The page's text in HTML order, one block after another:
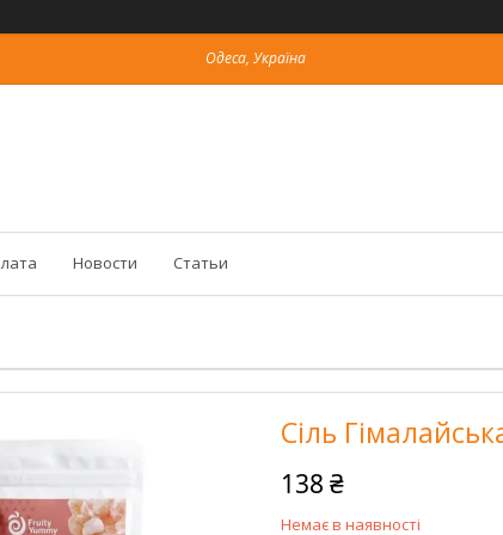
Одеса, Україна
Новости Статьи
Сіль
138 ₴
Немає в наявності